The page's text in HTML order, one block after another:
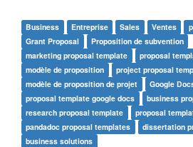
Business Entreprise Sales Ventes
Grant Proposal
Proposition de subvention
marketing proposal template
proposal
modèle de proposition
project proposal
modèle de proposition de projet
Google
proposal template google docs
business
research proposal template
proposal
pandadoc proposal templates
dissertation
business solutions